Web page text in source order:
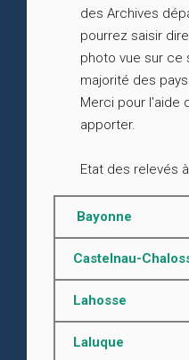
des Archives
pourrez saisir
photo vue sur ce
majorité des
Merci pour l'aide
apporter.
Etat des relevés
Bayonne
Castelnau-
Lahosse
Laluque